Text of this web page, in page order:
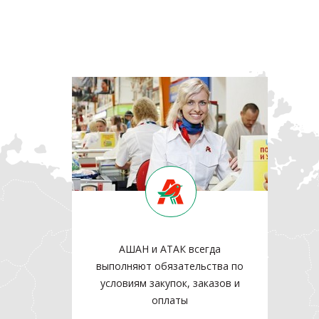
АШАН и АТАК всегда
выполняют обязательства по
условиям закупок, заказов и
оплаты